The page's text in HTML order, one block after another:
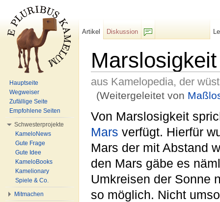
Marslosigkeit
aus Kamelopedia, der
(Weitergeleitet von
Von Marslosigkeit
Mars verfügt. Hierfür
Mars der mit Abstand
den Mars gäbe es
Umkreisen der Sonne
so möglich. Nicht
Artikel
Diskussion
Hauptseite
Wegweiser
Zufällige Seite
Empfohlene Seiten
Schwesterprojekte
KameloNews
Gute Frage
Gute Idee
KameloBooks
Kamelionary
Spiele & Co.
Mitmachen